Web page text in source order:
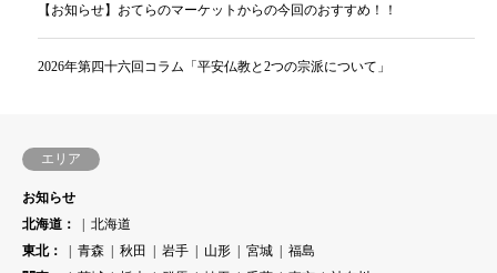
【お知らせ】おてらのマーケットからの今回のおすすめ！！
2026年第四十六回コラム「平安仏教と2つの宗派について」
エリア
お知らせ
北海道：
北海道
東北：
青森 秋田 岩手 山形 宮城
福島